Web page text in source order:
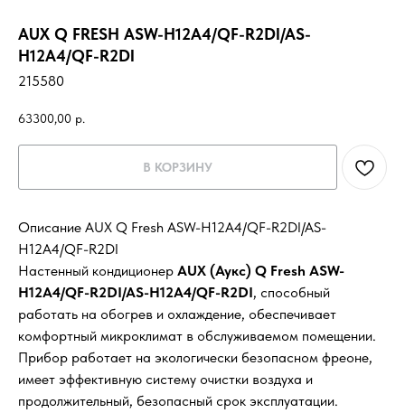
AUX Q FRESH ASW-H12A4/QF-R2DI/AS-
H12A4/QF-R2DI
215580
63300,00 р.
В КОРЗИНУ
Описание AUX Q Fresh ASW-H12A4/QF-R2DI/AS-
H12A4/QF-R2DI
Настенный кондиционер AUX (Аукс) Q Fresh ASW-
H12A4/QF-R2DI/AS-H12A4/QF-R2DI, способный
работать на обогрев и охлаждение, обеспечивает
комфортный микроклимат в обслуживаемом помещении.
Прибор работает на экологически безопасном фреоне,
имеет эффективную систему очистки воздуха и
продолжительный, безопасный срок эксплуатации.